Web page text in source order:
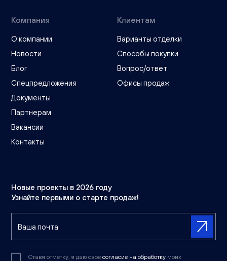
Компания
О компании
Новости
Блог
Спецпредложения
Документы
Партнерам
Вакансии
Контакты
Клиентам
Варианты отделки
Способы покупки
Вопрос/ответ
Офисы продаж
Новые проекты в 2026 году
Узнайте первыми о старте продаж!
Ставя отметку, я даю свое согласие на обработку моих